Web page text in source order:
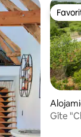
Exmes
Gîte